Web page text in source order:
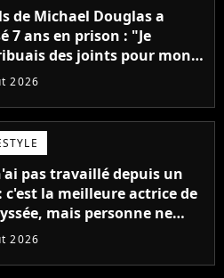
de Michael Douglas a
7 ans en prison : "Je
des joints pour mon
2026
pas travaillé depuis un
c'est la meilleure actrice de
mais personne ne
donner de rôle au
2026